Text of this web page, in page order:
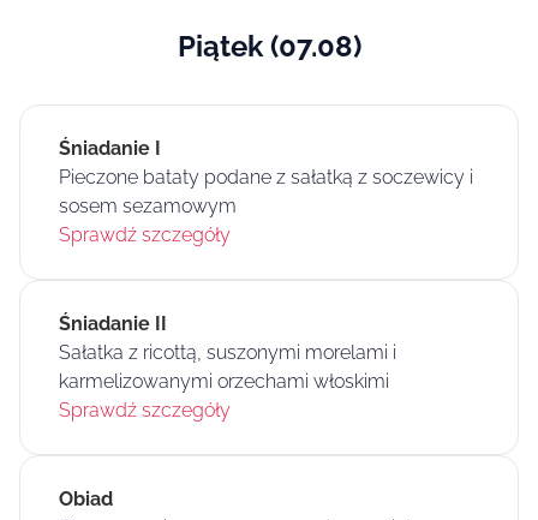
Piątek (07.08)
Śniadanie I
Pieczone bataty podane z sałatką z soczewicy i
sosem sezamowym
Sprawdź szczegóły
Śniadanie II
Sałatka z ricottą, suszonymi morelami i
karmelizowanymi orzechami włoskimi
Sprawdź szczegóły
Obiad